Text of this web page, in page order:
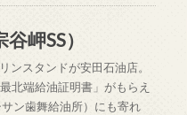
岬SS）
ンスタンドが安田石油店。
北端給油証明書」がもらえ
ン歯舞給油所）にも寄れ